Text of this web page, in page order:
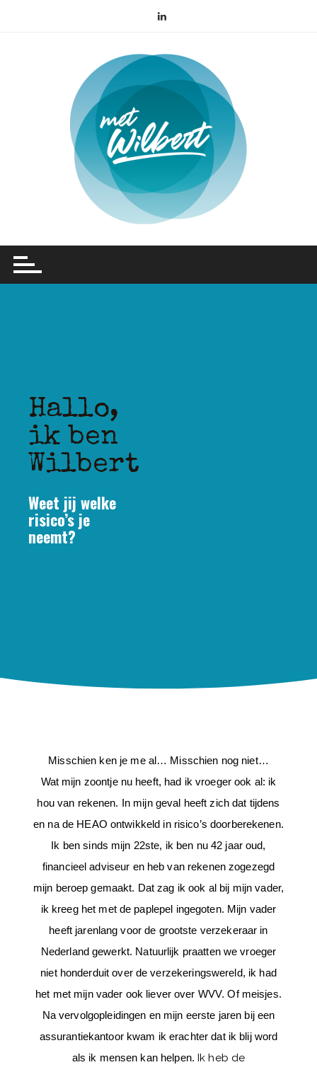
Hallo,
ik ben
Wilbert
Weet jij welke
risico’s je
neemt?
Misschien ken je me al… Misschien nog niet…
Wat mijn zoontje nu heeft, had ik vroeger ook al: ik
hou van rekenen. In mijn geval heeft zich dat tijdens
en na de HEAO ontwikkeld in risico’s doorberekenen.
Ik ben sinds mijn 22ste, ik ben nu 42 jaar oud,
financieel adviseur en heb van rekenen zogezegd
mijn beroep gemaakt. Dat zag ik ook al bij mijn vader,
ik kreeg het met de paplepel ingegoten. Mijn vader
heeft jarenlang voor de grootste verzekeraar in
Nederland gewerkt. Natuurlijk praatten we vroeger
niet honderduit over de verzekeringswereld, ik had
het met mijn vader ook liever over WVV. Of meisjes.
Na vervolgopleidingen en mijn eerste jaren bij een
assurantiekantoor kwam ik erachter dat ik blij word
als ik mensen kan helpen.Ik heb de